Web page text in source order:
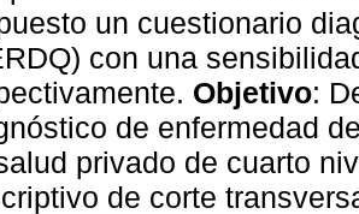
un cuestionario
con una
Objetivo:
de enfermedad
privado de cuarto
de corte